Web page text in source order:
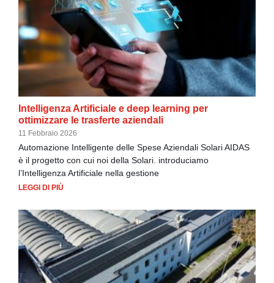
Intelligenza Artificiale e deep learning per
ottimizzare le trasferte aziendali
11 Febbraio 2026
Automazione Intelligente delle Spese Aziendali Solari AIDAS
è il progetto con cui noi della Solari. introduciamo
l’Intelligenza Artificiale nella gestione
LEGGI DI PIÙ